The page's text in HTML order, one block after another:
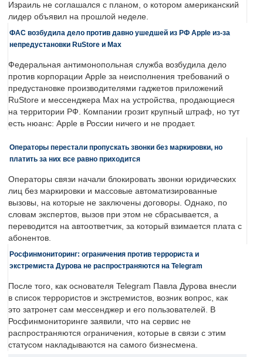
Израиль не соглашался с планом, о котором американский
лидер объявил на прошлой неделе.
ФАС возбудила дело против давно ушедшей из РФ Apple из-за
непредустановки RuStore и Max
Федеральная антимонопольная служба возбудила дело
против корпорации Apple за неисполнения требований о
предустановке производителями гаджетов приложений
RuStore и мессенджера Max на устройства, продающиеся
на территории РФ. Компании грозит крупный штраф, но тут
есть нюанс: Apple в России ничего и не продает.
Операторы перестали пропускать звонки без маркировки, но
платить за них все равно приходится
Операторы связи начали блокировать звонки юридических
лиц без маркировки и массовые автоматизированные
вызовы, на которые не заключены договоры. Однако, по
словам экспертов, вызов при этом не сбрасывается, а
переводится на автоответчик, за который взимается плата с
абонентов.
Росфинмониторинг: ограничения против террориста и
экстремиста Дурова не распространяются на Telegram
После того, как основателя Telegram Павла Дурова внесли
в список террористов и экстремистов, возник вопрос, как
это затронет сам мессенджер и его пользователей. В
Росфинмониторинге заявили, что на сервис не
распространяются ограничения, которые в связи с этим
статусом накладываются на самого бизнесмена.